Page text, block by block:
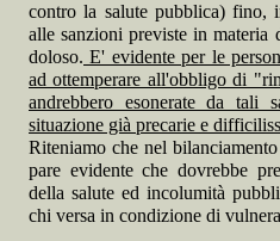
contro la salute pubblica) fino,
alle sanzioni previste in
doloso. E' evidente per le
ad ottemperare all'obbligo di
andrebbero esonerate da tali
situazione già precarie e
Riteniamo che nel
pare evidente che dovrebbe
della salute ed incolumità
chi versa in condizione di